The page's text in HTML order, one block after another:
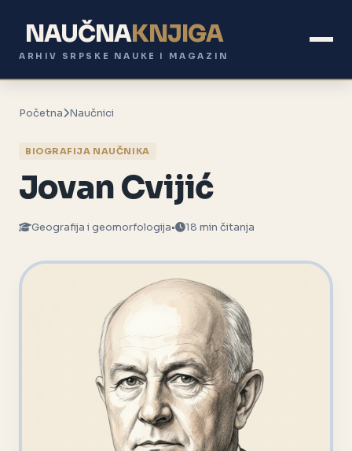
NAUČNAKNJIGA
ARHIV SRPSKE NAUKE I MAGAZIN
Početna Naučnici
BIOGRAFIJA NAUČNIKA
Jovan Cvijić
Geografija i geomorfologija• 18 min čitanja